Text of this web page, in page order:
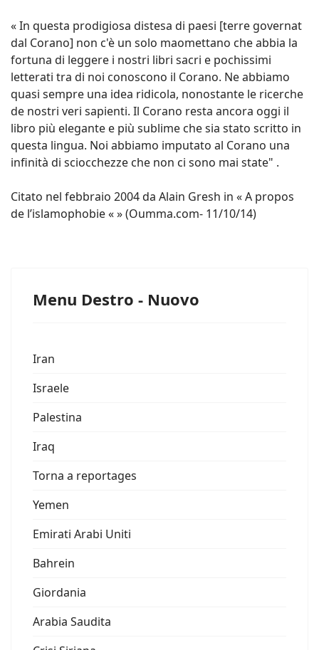
« In questa prodigiosa distesa di paesi [terre governat
dal Corano] non c'è un solo maomettano che abbia la
fortuna di leggere i nostri libri sacri e pochissimi
letterati tra di noi conoscono il Corano. Ne abbiamo
quasi sempre una idea ridicola, nonostante le ricerche
de nostri veri sapienti. Il Corano resta ancora oggi il
libro più elegante e più sublime che sia stato scritto in
questa lingua. Noi abbiamo imputato al Corano una
infinità di sciocchezze che non ci sono mai state" .
Citato nel febbraio 2004 da Alain Gresh in « A propos
de l’islamophobie « » (Oumma.com- 11/10/14)
Menu Destro - Nuovo
Iran
Israele
Palestina
Iraq
Torna a reportages
Yemen
Emirati Arabi Uniti
Bahrein
Giordania
Arabia Saudita